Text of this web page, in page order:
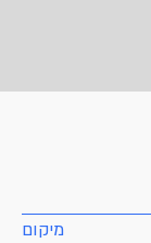
מיקום